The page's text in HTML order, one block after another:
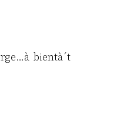
bientà´t